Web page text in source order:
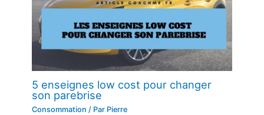
5 enseignes low cost pour changer
son parebrise
Consommation / Par Pierre